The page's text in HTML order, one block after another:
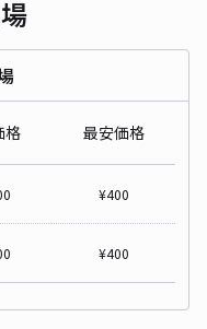
格 最安価格
¥400
¥400